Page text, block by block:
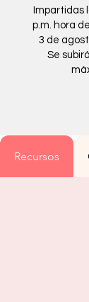
Impartidas
p.m. hora
3 de
Se
Recursos